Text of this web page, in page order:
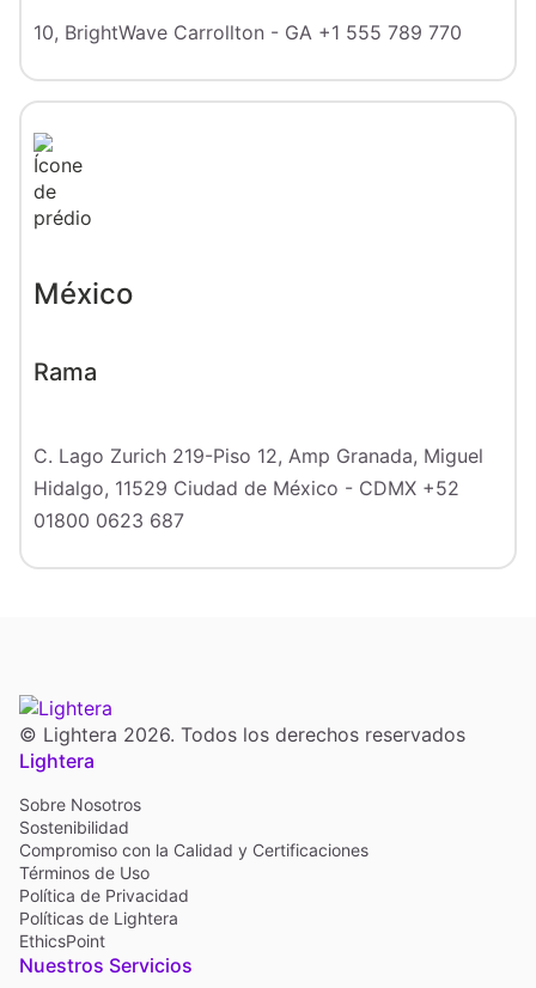
10, BrightWave Carrollton - GA +1 555 789 770
México
Rama
C. Lago Zurich 219-Piso 12, Amp Granada, Miguel
Hidalgo, 11529 Ciudad de México - CDMX +52
01800 0623 687
© Lightera 2026. Todos los derechos reservados
Lightera
Sobre Nosotros
Sostenibilidad
Compromiso con la Calidad y Certificaciones
Términos de Uso
Política de Privacidad
Políticas de Lightera
EthicsPoint
Nuestros Servicios